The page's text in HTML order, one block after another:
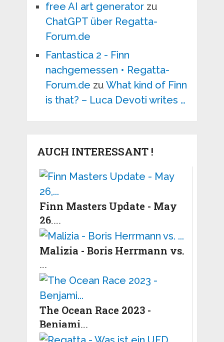
free AI art generatorzu
ChatGPT über Regatta-
Forum.de
Fantastica 2 - Finn
nachgemessen • Regatta-
Forum.de zu What kind of Finn
is that? – Luca Devoti writes …
AUCH INTERESSANT !
Finn Masters Update - May
26,...
Malizia - Boris Herrmann vs.
...
The Ocean Race 2023 -
Benjami...